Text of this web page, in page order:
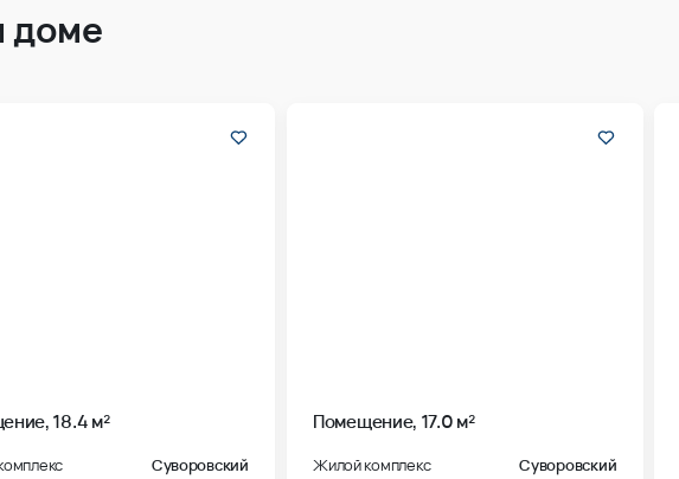
доме
18.4 м²
Суворовский
Помещение, 17.0 м²
Жилой комплекс
Суворовский